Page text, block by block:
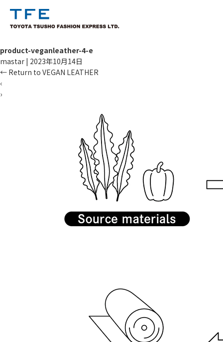
product-veganleather-4-e
mastar | 2023年10月14日
← Return to VEGAN LEATHER
‹
›